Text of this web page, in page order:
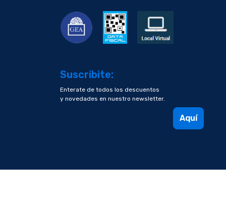
Suscribite:
Enterate de todos los descuentos
y novedades en nuestro newsletter.
Aquí